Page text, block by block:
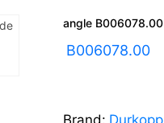
angle B006078.00
B006078.00
Brand: Durkopp